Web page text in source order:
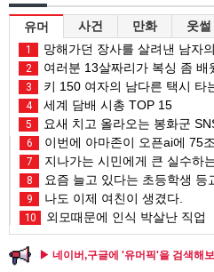
유머 사건 만화 웃썰
1 망해가던 장사를 살려낸 남자의
2 여러분 13살짜리가 복싱 좀 배웠
3 키 150 여자의 남다른 택시 타
4 세계 담배 시총 TOP 15
5 요새 치고 올라오는 봉화군
6 이번에 아마존이 오픈ai에 75
7 지나가는 시민에게 큰 실수하
8 요즘 늘고 있다는 초등학생 등
9 나도 이제 여친이 생겼다.
10 외모때문에 인식 박살난 직업
▶ 네이버,구글에 '유머픽'을 검색해